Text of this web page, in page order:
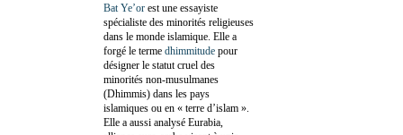
Bat Ye’or est une essayiste
spécialiste des minorités religieuses
dans le monde islamique. Elle a
forgé le terme dhimmitude pour
désigner le statut cruel des
minorités non-musulmanes
(Dhimmis) dans les pays
islamiques ou en « terre d’islam ».
Elle a aussi analysé Eurabia,